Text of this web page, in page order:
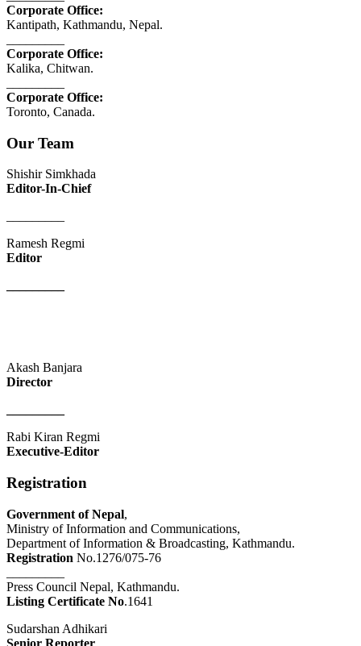
Corporate Office:
Kantipath, Kathmandu, Nepal.
Corporate Office:
Kalika, Chitwan.
Corporate Office:
Toronto, Canada.
Our Team
Shishir Simkhada
Editor-In-Chief
Ramesh Regmi
Editor
Akash Banjara
Director
Rabi Kiran Regmi
Executive-Editor
Registration
Government of Nepal,
Ministry of Information and Communications,
Department of Information & Broadcasting, Kathmandu.
Registration No.1276/075-76
Press Council Nepal, Kathmandu.
Listing Certificate No.1641
Sudarshan Adhikari
Senior Reporter